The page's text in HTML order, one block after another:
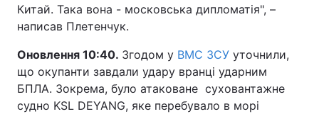
Зброя Інциденти
Цікавинки Погода
Екологія Регіони
Китай. Така вона - московська дипломатія", –
написав Плетенчук.
Оновлення 10:40. Згодом у ВМС ЗСУ уточнили,
що окупанти завдали удару вранці ударним
БПЛА. Зокрема, було атаковане суховантажне
судно KSL DEYANG, яке перебувало в морі